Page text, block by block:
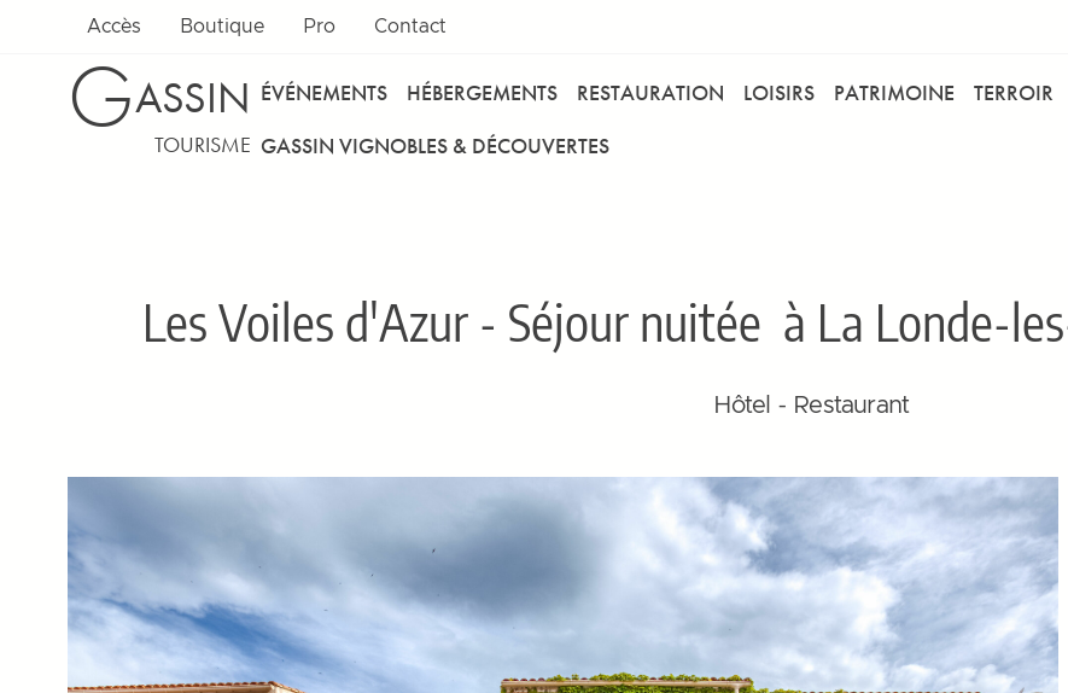
Accès Boutique Pro Contact
GASSIN
TOURISME
ÉVÉNEMENTS HÉBERGEMENTS RESTAURATION LOISIRS PATRIMOINE TERROIR
GASSIN VIGNOBLES & DÉCOUVERTES
Les Voiles d'Azur - Séjour nuitée à La Londe-
Hôtel - Restaurant